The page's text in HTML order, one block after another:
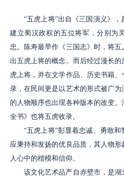
“五虎上将”出自《三国演义》
建立蜀汉政权的五位将军，分别为
忠。陈寿最早作《三国志》时，将
出五虎上将的概念。而后经过漫长
虎上将，并在文学作品、历史书籍
录，在民间更是以艺术的形式被广
的人物顺序也出现各种版本的改变
全书》也将五虎收录。
“五虎上将”彰显着忠诚、勇敢
应秉持和发扬的优良品质，其人物
人心中的楷模和信仰。
该文化艺术品产自赤壁市，是